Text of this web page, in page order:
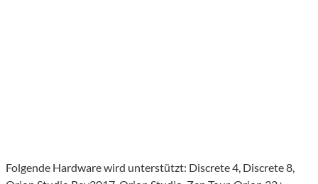
Folgende Hardware wird unterstützt: Discrete 4, Discrete 8,